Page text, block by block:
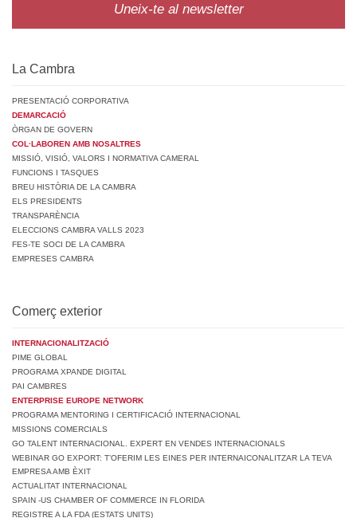
Uneix-te al newsletter
La Cambra
PRESENTACIÓ CORPORATIVA
DEMARCACIÓ
ÒRGAN DE GOVERN
COL·LABOREN AMB NOSALTRES
MISSIÓ, VISIÓ, VALORS I NORMATIVA CAMERAL
FUNCIONS I TASQUES
BREU HISTÒRIA DE LA CAMBRA
ELS PRESIDENTS
TRANSPARÈNCIA
ELECCIONS CAMBRA VALLS 2023
FES-TE SOCI DE LA CAMBRA
EMPRESES CAMBRA
Comerç exterior
INTERNACIONALITZACIÓ
PIME GLOBAL
PROGRAMA XPANDE DIGITAL
PAI CAMBRES
ENTERPRISE EUROPE NETWORK
PROGRAMA MENTORING I CERTIFICACIÓ INTERNACIONAL
MISSIONS COMERCIALS
GO TALENT INTERNACIONAL. EXPERT EN VENDES INTERNACIONALS
WEBINAR GO EXPORT: T’OFERIM LES EINES PER INTERNAICONALITZAR LA TEVA
EMPRESA AMB ÈXIT
ACTUALITAT INTERNACIONAL
SPAIN -US CHAMBER OF COMMERCE IN FLORIDA
REGISTRE A LA FDA (ESTATS UNITS)